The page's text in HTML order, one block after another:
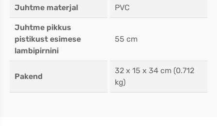
Juhtme materjal PVC
Juhtme pikkus
pistikust esimese
lambipirnini
55 cm
Pakend
32 x 15 x 34 cm (0.712
kg)